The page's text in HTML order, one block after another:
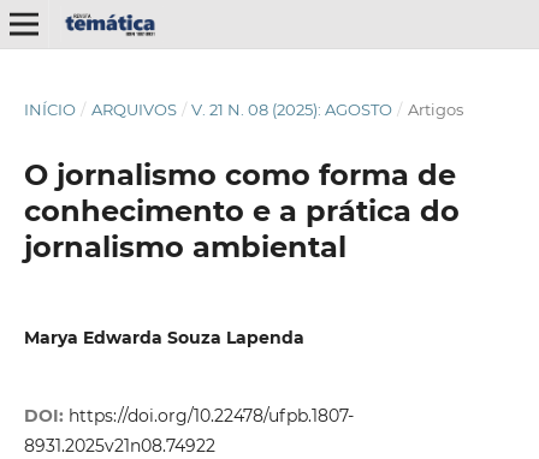
INÍCIO / ARQUIVOS / V. 21 N. 08 (2025): AGOSTO / Artigos
O jornalismo como forma de
conhecimento e a prática do
jornalismo ambiental
Marya Edwarda Souza Lapenda
DOI: https://doi.org/10.22478/ufpb.1807-
8931.2025v21n08.74922